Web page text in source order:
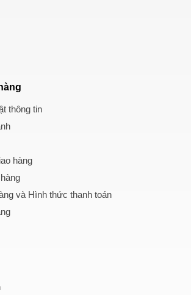
thông tin
hàng
và Hình thức thanh toán